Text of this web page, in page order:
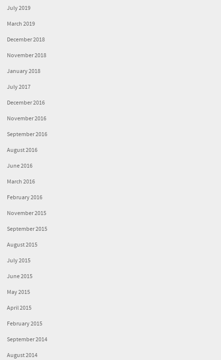
July 2019
March 2019
December 2018
November 2018
January 2018
July 2017
December 2016
November 2016
September 2016
August 2016
June 2016
March 2016
February 2016
November 2015
September 2015
August 2015
July 2015
June 2015
May 2015
April 2015
February 2015
September 2014
August 2014